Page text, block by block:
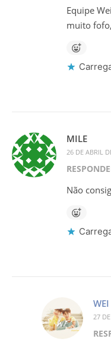
Equipe
muito
MILE
26 DE ABRIL
Não
27